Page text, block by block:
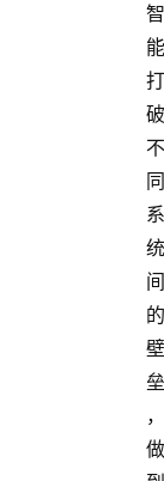
智
能
打
破
不
同
系
统
间
的
壁
垒
，
做